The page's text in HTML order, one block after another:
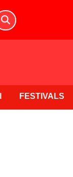
FESTIVALS